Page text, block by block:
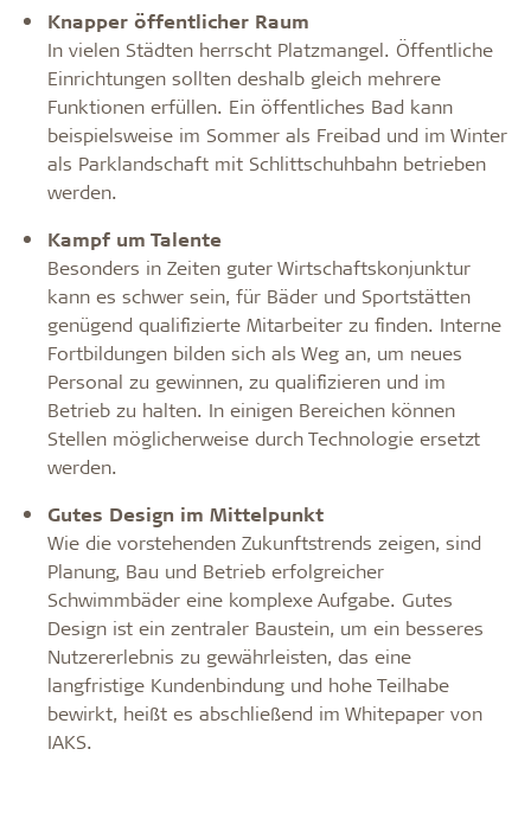
Knapper öffentlicher Raum
In vielen Städten herrscht Platzmangel. Öffentliche
Einrichtungen sollten deshalb gleich mehrere
Funktionen erfüllen. Ein öffentliches Bad kann
beispielsweise im Sommer als Freibad und im Winter
als Parklandschaft mit Schlittschuhbahn betrieben
werden.
Kampf um Talente
Besonders in Zeiten guter Wirtschaftskonjunktur
kann es schwer sein, für Bäder und Sportstätten
genügend qualifizierte Mitarbeiter zu finden. Interne
Fortbildungen bilden sich als Weg an, um neues
Personal zu gewinnen, zu qualifizieren und im
Betrieb zu halten. In einigen Bereichen können
Stellen möglicherweise durch Technologie ersetzt
werden.
Gutes Design im Mittelpunkt
Wie die vorstehenden Zukunftstrends zeigen, sind
Planung, Bau und Betrieb erfolgreicher
Schwimmbäder eine komplexe Aufgabe. Gutes
Design ist ein zentraler Baustein, um ein besseres
Nutzererlebnis zu gewährleisten, das eine
langfristige Kundenbindung und hohe Teilhabe
bewirkt, heißt es abschließend im Whitepaper von
IAKS.